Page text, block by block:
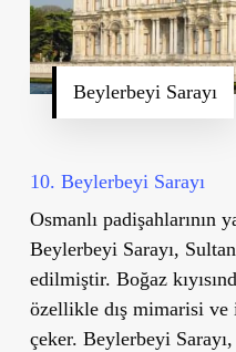
Beylerbeyi Sarayı
10. Beylerbeyi Sarayı
Osmanlı padişahlarının
Beylerbeyi Sarayı,
edilmiştir. Boğaz
özellikle dış mimarisi
çeker. Beylerbeyi